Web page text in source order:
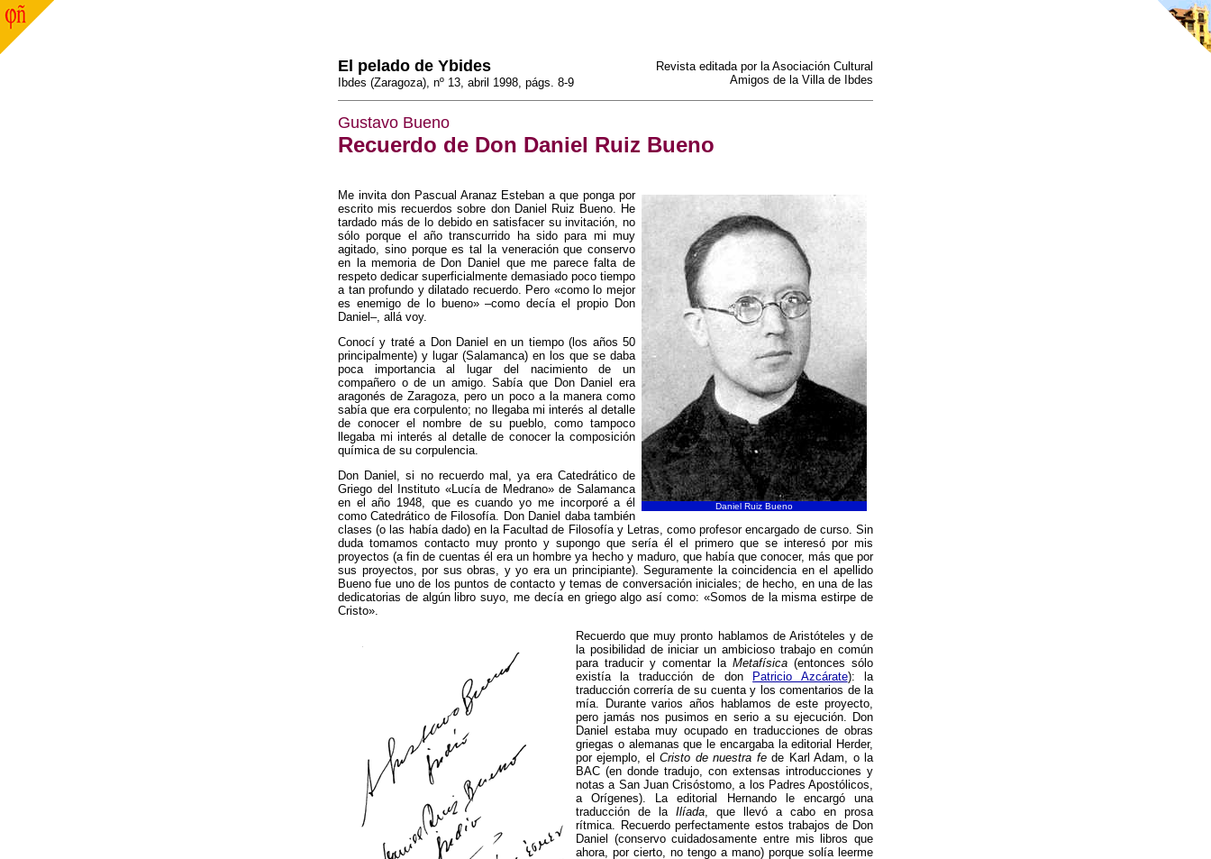
El pelado de Ybides
Ibdes (Zaragoza), nº 13, abril 1998, págs. 8-9
Revista editada por la Asociación Cultural
Amigos de la Villa de Ibdes
Gustavo Bueno
Recuerdo de Don Daniel Ruiz Bueno
Daniel Ruiz Bueno
Me invita don Pascual Aranaz Esteban a que ponga por
escrito mis recuerdos sobre don Daniel Ruiz Bueno. He
tardado más de lo debido en satisfacer su invitación, no
sólo porque el año transcurrido ha sido para mi muy
agitado, sino porque es tal la veneración que conservo
en la memoria de Don Daniel que me parece falta de
respeto dedicar superficialmente demasiado poco tiempo
a tan profundo y dilatado recuerdo. Pero «como lo mejor
es enemigo de lo bueno» –como decía el propio Don
Daniel–, allá voy.
Conocí y traté a Don Daniel en un tiempo (los años 50
principalmente) y lugar (Salamanca) en los que se daba
poca importancia al lugar del nacimiento de un
compañero o de un amigo. Sabía que Don Daniel era
aragonés de Zaragoza, pero un poco a la manera como
sabía que era corpulento; no llegaba mi interés al detalle
de conocer el nombre de su pueblo, como tampoco
llegaba mi interés al detalle de conocer la composición
química de su corpulencia.
Don Daniel, si no recuerdo mal, ya era Catedrático de
Griego del Instituto «Lucía de Medrano» de Salamanca
en el año 1948, que es cuando yo me incorporé a él
como Catedrático de Filosofía. Don Daniel daba también
clases (o las había dado) en la Facultad de Filosofía y Letras, como profesor encargado de curso. Sin
duda tomamos contacto muy pronto y supongo que sería él el primero que se interesó por mis
proyectos (a fin de cuentas él era un hombre ya hecho y maduro, que había que conocer, más que por
sus proyectos, por sus obras, y yo era un principiante). Seguramente la coincidencia en el apellido
Bueno fue uno de los puntos de contacto y temas de conversación iniciales; de hecho, en una de las
dedicatorias de algún libro suyo, me decía en griego algo así como: «Somos de la misma estirpe de
Cristo».
Recuerdo que muy pronto hablamos de Aristóteles y de
la posibilidad de iniciar un ambicioso trabajo en común
para traducir y comentar la Metafísica (entonces sólo
existía la traducción de don
Patricio Azcárate): la
traducción correría de su cuenta y los comentarios de la
mía. Durante varios años hablamos de este proyecto,
pero jamás nos pusimos en serio a su ejecución. Don
Daniel estaba muy ocupado en traducciones de obras
griegas o alemanas que le encargaba la editorial Herder,
por ejemplo, elCristo de nuestra fede Karl Adam, o la
BAC (en donde tradujo, con extensas introducciones y
notas a San Juan Crisóstomo, a los Padres Apostólicos,
a Orígenes). La editorial Hernando le encargó una
traducción de la Ilíada, que llevó a cabo en prosa
rítmica. Recuerdo perfectamente estos trabajos de Don
Daniel (conservo cuidadosamente entre mis libros que
ahora, por cierto, no tengo a mano) porque solía leerme